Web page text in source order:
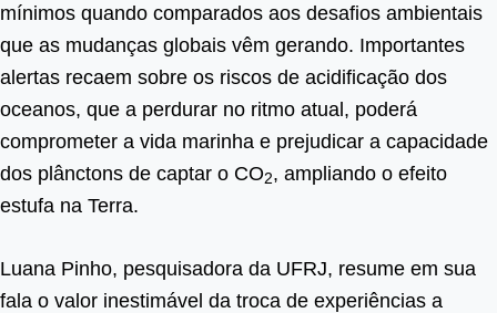
mínimos quando comparados aos desafios ambientais
que as mudanças globais vêm gerando. Importantes
alertas recaem sobre os riscos de acidificação dos
oceanos, que a perdurar no ritmo atual, poderá
comprometer a vida marinha e prejudicar a capacidade
dos plânctons de captar o CO2, ampliando o efeito
estufa na Terra.
Luana Pinho, pesquisadora da UFRJ, resume em sua
fala o valor inestimável da troca de experiências a